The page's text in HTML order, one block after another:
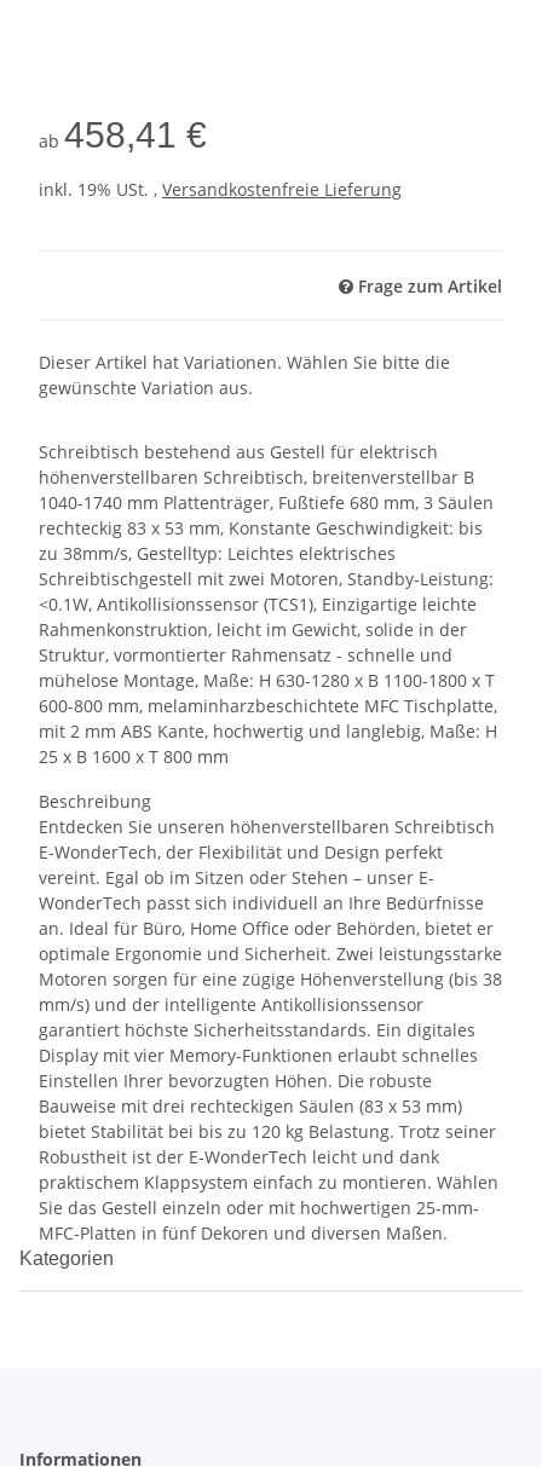
Eiche
natur
ab 458,41 €
inkl. 19% USt. , Versandkostenfreie Lieferung
Frage zum Artikel
x
Dieser Artikel hat Variationen. Wählen Sie bitte die
gewünschte Variation aus.
Schreibtisch bestehend aus Gestell für elektrisch
höhenverstellbaren Schreibtisch, breitenverstellbar B
1040-1740 mm Plattenträger, Fußtiefe 680 mm, 3 Säulen
rechteckig 83 x 53 mm, Konstante Geschwindigkeit: bis
zu 38mm/s, Gestelltyp: Leichtes elektrisches
Schreibtischgestell mit zwei Motoren, Standby-Leistung:
<0.1W, Antikollisionssensor (TCS1), Einzigartige leichte
Rahmenkonstruktion, leicht im Gewicht, solide in der
Struktur, vormontierter Rahmensatz - schnelle und
mühelose Montage, Maße: H 630-1280 x B 1100-1800 x T
600-800 mm, melaminharzbeschichtete MFC Tischplatte,
mit 2 mm ABS Kante, hochwertig und langlebig, Maße: H
25 x B 1600 x T 800 mm
Beschreibung
Entdecken Sie unseren höhenverstellbaren Schreibtisch
E-WonderTech, der Flexibilität und Design perfekt
vereint. Egal ob im Sitzen oder Stehen – unser E-
WonderTech passt sich individuell an Ihre Bedürfnisse
an. Ideal für Büro, Home Office oder Behörden, bietet er
optimale Ergonomie und Sicherheit. Zwei leistungsstarke
Motoren sorgen für eine zügige Höhenverstellung (bis 38
mm/s) und der intelligente Antikollisionssensor
garantiert höchste Sicherheitsstandards. Ein digitales
Display mit vier Memory-Funktionen erlaubt schnelles
Einstellen Ihrer bevorzugten Höhen. Die robuste
Bauweise mit drei rechteckigen Säulen (83 x 53 mm)
bietet Stabilität bei bis zu 120 kg Belastung. Trotz seiner
Robustheit ist der E-WonderTech leicht und dank
praktischem Klappsystem einfach zu montieren. Wählen
Sie das Gestell einzeln oder mit hochwertigen 25-mm-
MFC-Platten in fünf Dekoren und diversen Maßen.
Kategorien
Informationen